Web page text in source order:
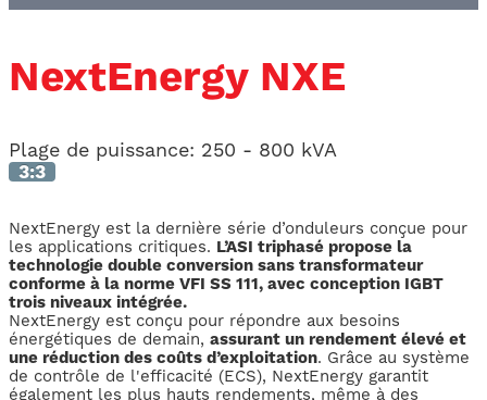
NextEnergy NXE
Plage de puissance: 250 - 800 kVA
3:3
NextEnergy est la dernière série d’onduleurs conçue pour
les applications critiques. L’ASI triphasé propose la
technologie double conversion sans transformateur
conforme à la norme VFI SS 111, avec conception IGBT
trois niveaux intégrée.
NextEnergy est conçu pour répondre aux besoins
énergétiques de demain, assurant un rendement élevé et
une réduction des coûts d’exploitation. Grâce au système
de contrôle de l'efficacité (ECS), NextEnergy garantit
également les plus hauts rendements, même à des